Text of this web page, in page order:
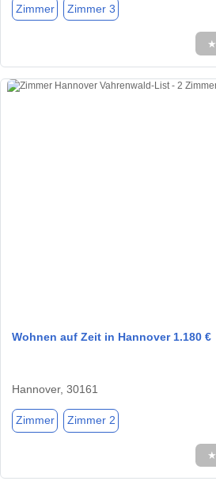
Zimmer Zimmer 3
★
Wohnen auf Zeit in Hannover 1.180 €
Hannover, 30161
Zimmer Zimmer 2
★